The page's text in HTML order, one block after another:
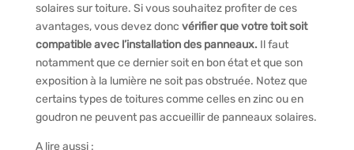
solaires sur toiture. Si vous souhaitez profiter de ces
avantages, vous devez donc vérifier que votre toit soit
compatible avec l’installation des panneaux. Il faut
notamment que ce dernier soit en bon état et que son
exposition à la lumière ne soit pas obstruée. Notez que
certains types de toitures comme celles en zinc ou en
goudron ne peuvent pas accueillir de panneaux solaires.
A lire aussi :